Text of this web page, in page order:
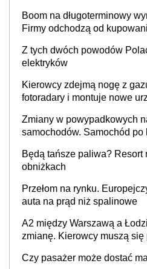
Boom na długoterminowy
Firmy odchodzą od
Z tych dwóch powodów
elektryków
Kierowcy zdejmą nogę z
fotoradary i montuje nowe
Zmiany w powypadkowych
samochodów. Samochód po
producenta
Będą tańsze paliwa? Resort
obniżkach
Przełom na rynku.
auta na prąd niż spalinowe
A2 między Warszawą a
zmianę. Kierowcy muszą się
Czy pasażer może dostać